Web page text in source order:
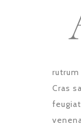
Cras